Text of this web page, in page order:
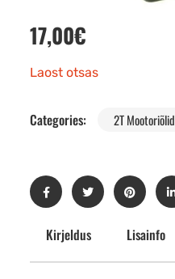
17,00€
Laost otsas
Categories: 2T Mootoriõlid
Kirjeldus Lisainfo